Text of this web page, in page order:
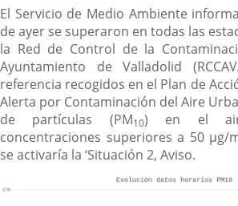
Descripción
El Servicio de Medio Ambiente
de ayer se superaron en todas las
la Red de Control de la
Ayuntamiento de Valladolid
referencia recogidos en el Plan de
Alerta por Contaminación del Aire
de partículas (PM10) en el
concentraciones superiores a 50 µg/
se activaría la ‘Situación 2, Aviso.